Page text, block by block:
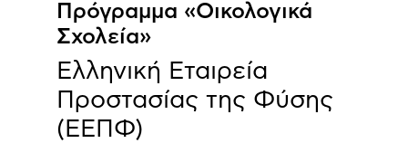
Πρόγραμμα «Οικολογικά
Σχολεία»
Ελληνική Εταιρεία
Προστασίας της Φύσης
(ΕΕΠΦ)